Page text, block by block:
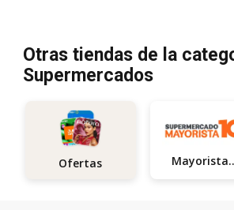
Otras tiendas de la
Supermercados
Ofertas